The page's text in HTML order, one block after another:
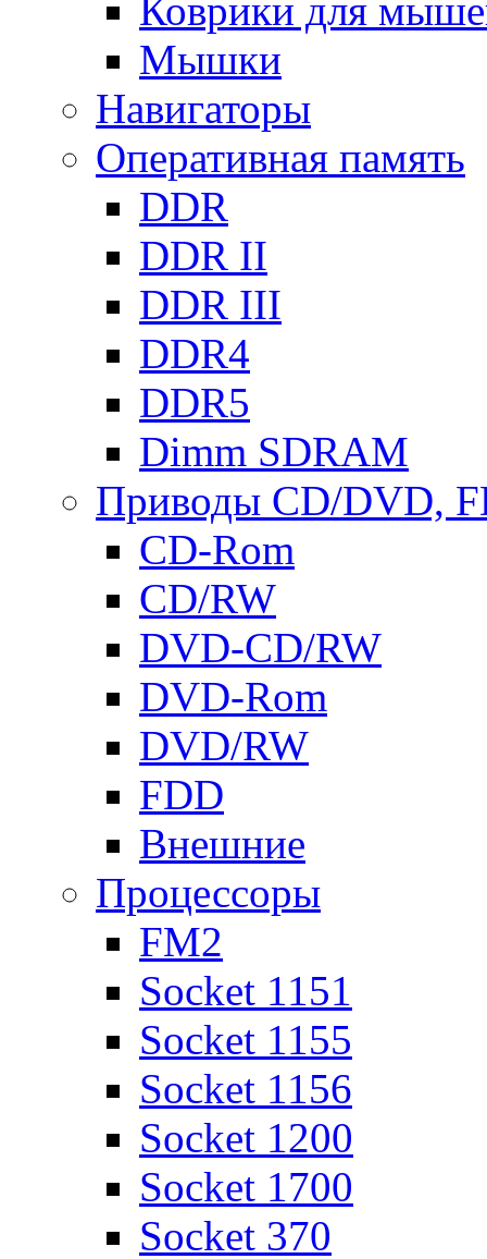
Коврики для
Мышки
Навигаторы
Оперативная память
DDR
DDR II
DDR III
DDR4
DDR5
Dimm SDRAM
Приводы СD/DVD,
CD-Rom
CD/RW
DVD-CD/RW
DVD-Rom
DVD/RW
FDD
Внешние
Процессоры
FM2
Socket 1151
Socket 1155
Socket 1156
Socket 1200
Socket 1700
Socket 370